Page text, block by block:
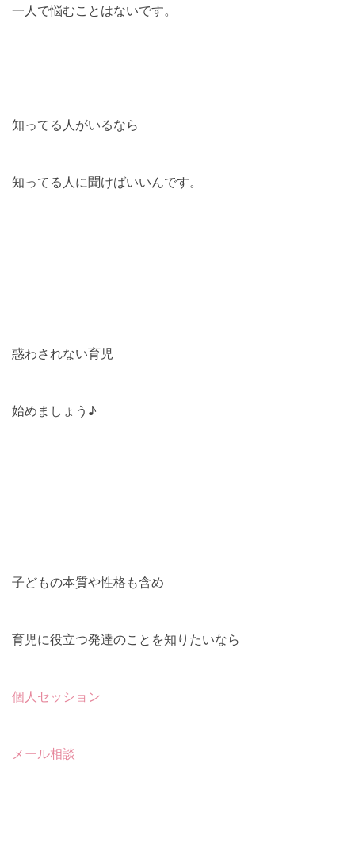
一人で悩むことはないです。
知ってる人がいるなら
知ってる人に聞けばいいんです。
惑わされない育児
始めましょう♪
子どもの本質や性格も含め
育児に役立つ発達のことを知りたいなら
個人セッション
メール相談